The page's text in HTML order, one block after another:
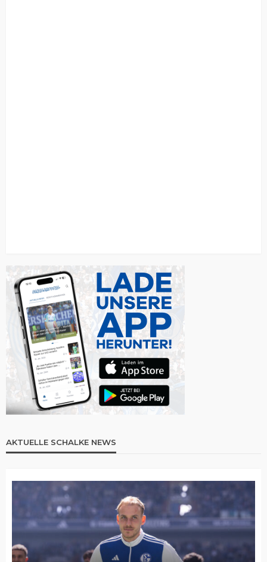
AKTUELLE SCHALKE NEWS